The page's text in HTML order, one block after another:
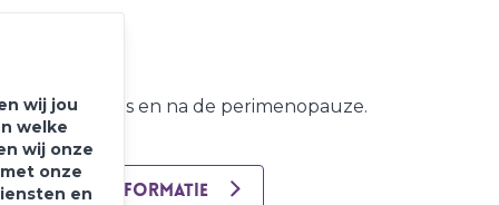
wij jou
welke
wij onze
onze
en
voor tijdens en na de perimenopauze.
MEER INFORMATIE